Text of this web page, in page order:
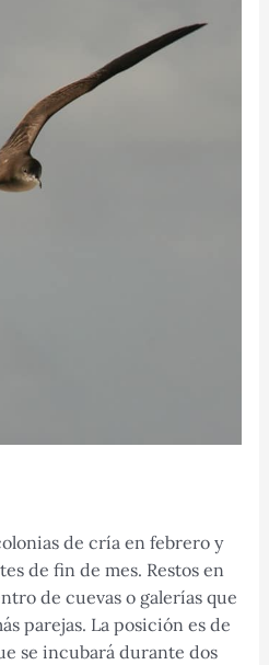
de cría en febrero y
de fin de mes. Restos en
de cuevas o galerías que
parejas. La posición es de
se incubará durante dos